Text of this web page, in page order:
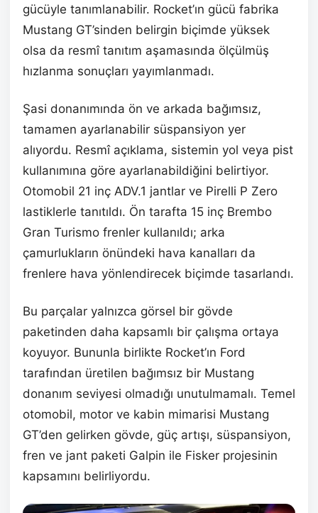
gücüyle tanımlanabilir. Rocket’ın gücü fabrika
Mustang GT’sinden belirgin biçimde yüksek
olsa da resmî tanıtım aşamasında ölçülmüş
hızlanma sonuçları yayımlanmadı.
Şasi donanımında ön ve arkada bağımsız,
tamamen ayarlanabilir süspansiyon yer
alıyordu. Resmî açıklama, sistemin yol veya pist
kullanımına göre ayarlanabildiğini belirtiyor.
Otomobil 21 inç ADV.1 jantlar ve Pirelli P Zero
lastiklerle tanıtıldı. Ön tarafta 15 inç Brembo
Gran Turismo frenler kullanıldı; arka
çamurlukların önündeki hava kanalları da
frenlere hava yönlendirecek biçimde tasarlandı.
Bu parçalar yalnızca görsel bir gövde
paketinden daha kapsamlı bir çalışma ortaya
koyuyor. Bununla birlikte Rocket’ın Ford
tarafından üretilen bağımsız bir Mustang
donanım seviyesi olmadığı unutulmamalı. Temel
otomobil, motor ve kabin mimarisi Mustang
GT’den gelirken gövde, güç artışı, süspansiyon,
fren ve jant paketi Galpin ile Fisker projesinin
kapsamını belirliyordu.